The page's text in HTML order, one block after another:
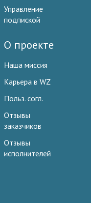
Управление
подпиской
О проекте
Наша миссия
Карьера в WZ
Польз. согл.
Отзывы
заказчиков
Отзывы
исполнителей